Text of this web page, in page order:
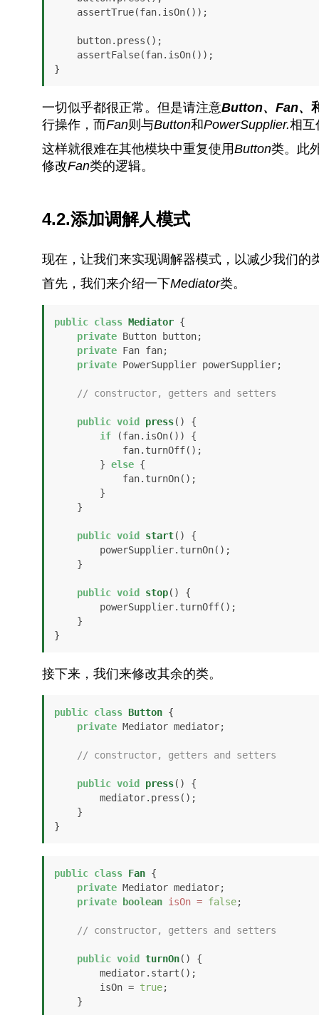
}
一切似乎都很正常。但是请注意Button、Fan、
行操作，而Fan则与Button和PowerSupplier.相互
这样就很难在其他模块中重复使用Button类。此
修改Fan类的逻辑。
4.2.添加调解人模式
现在，让我们来实现调解器模式，以减少我们
首先，我们来介绍一下Mediator类。
public class Mediator {
private Button button;
private Fan fan;
private PowerSupplier powerSupplier;
// constructor, getters and setters
public void press()
{
if (fan.isOn()) {
        }
else {
public void start()
{
public void stop()
{
}
接下来，我们来修改其余的类。
public class Button {
private Mediator mediator;
// constructor, getters and setters
public void press()
{
}
public class Fan {
private Mediator mediator;
private
boolean isOn = false;
// constructor, getters and setters
public void turnOn()
{
        isOn =
true;